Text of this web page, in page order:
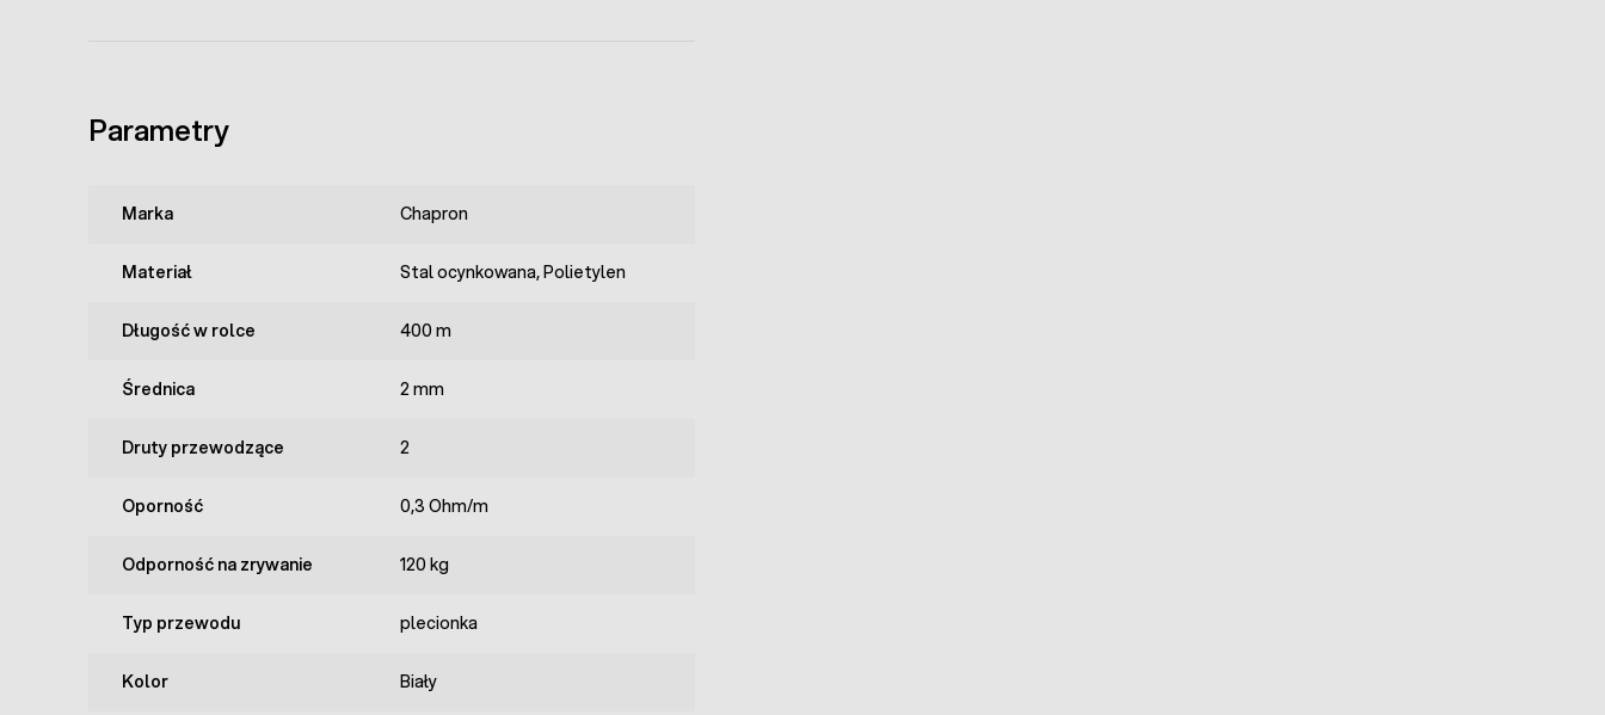
Parametry
Marka Chapron
Materiał Stal ocynkowana, Polietylen
Długość w rolce 400 m
Średnica 2 mm
Druty przewodzące 2
Oporność 0,3 Ohm/m
Odporność na zrywanie 120 kg
Typ przewodu plecionka
Kolor Biały